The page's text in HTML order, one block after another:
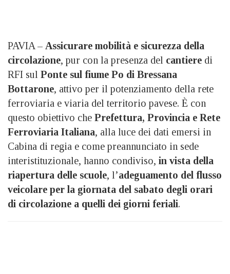
PAVIA – Assicurare mobilità e sicurezza della
circolazione, pur con la presenza del cantiere di
RFI sul Ponte sul fiume Po di Bressana
Bottarone, attivo per il potenziamento della rete
ferroviaria e viaria del territorio pavese. È con
questo obiettivo che Prefettura, Provincia e Rete
Ferroviaria Italiana, alla luce dei dati emersi in
Cabina di regia e come preannunciato in sede
interistituzionale, hanno condiviso, in vista della
riapertura delle scuole, l’adeguamento del flusso
veicolare per la giornata del sabato degli orari
di circolazione a quelli dei giorni feriali.